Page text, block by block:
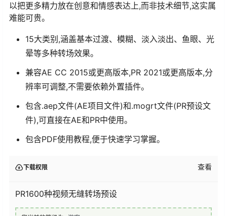
以把更多精力放在创意和情感表达上,而非技术细节,这实属
难能可贵。
15大类别,涵盖基本过渡、模糊、淡入淡出、鱼眼、光
晕等多种转场效果。
兼容AE CC 2015或更高版本,PR 2021或更高版本,分
辨率可调整,不需要依赖外置插件。
包含.aep文件(AE项目文件)和.mogrt文件(PR预设文
件),可直接在AE和PR中使用。
包含PDF使用教程,便于快速学习掌握。
下载权限 查看
PR1600种视频无缝转场预设